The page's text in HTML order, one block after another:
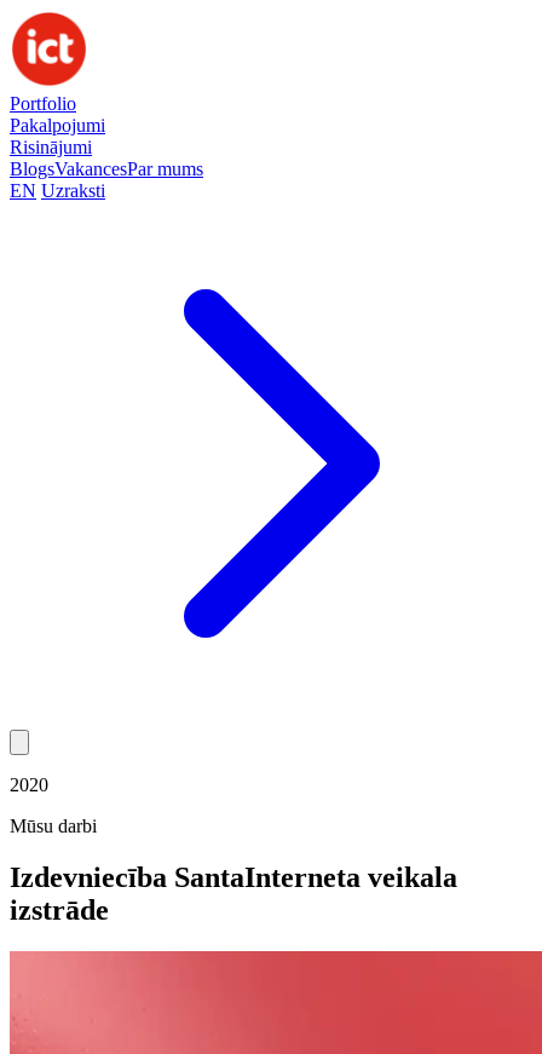
Portfolio
Pakalpojumi
Risinājumi
BlogsVakancesPar mums
EN Uzraksti
2020
Mūsu darbi
Izdevniecība SantaInterneta veikala
izstrāde